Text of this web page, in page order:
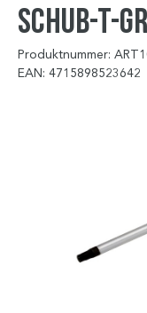
Schub-T-
Produktnummer:
EAN: 4715898523642